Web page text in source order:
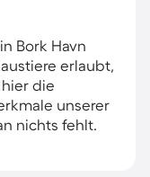
Bork Havn
erlaubt,
die
unserer
nichts fehlt.